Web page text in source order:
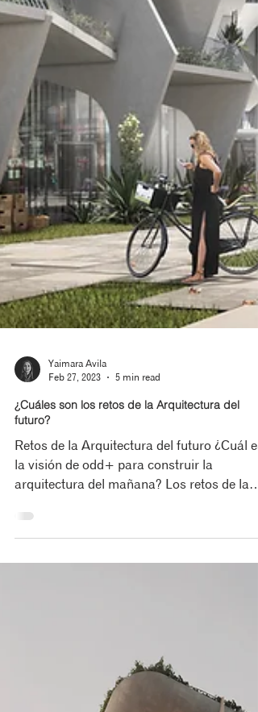
Yaimara Avila
Feb 27, 2023
5 min read
¿Cuáles son los retos de la Arquitectura del
Retos de la Arquitectura del futuro ¿Cuál es
arquitectura del mañana? Los retos de la
arquitectura...